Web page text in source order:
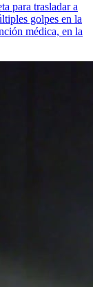
para trasladar a
golpes en la
médica, en la